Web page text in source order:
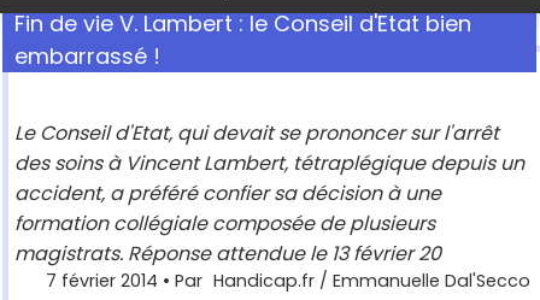
Fin de vie V. Lambert : le Conseil d'Etat bien
embarrassé !
Le Conseil d'Etat, qui devait se prononcer sur l'arrêt
des soins à Vincent Lambert, tétraplégique depuis un
accident, a préféré confier sa décision à une
formation collégiale composée de plusieurs
magistrats. Réponse attendue le 13 février 20
7 février 2014 • Par Handicap.fr / Emmanuelle Dal'Secco